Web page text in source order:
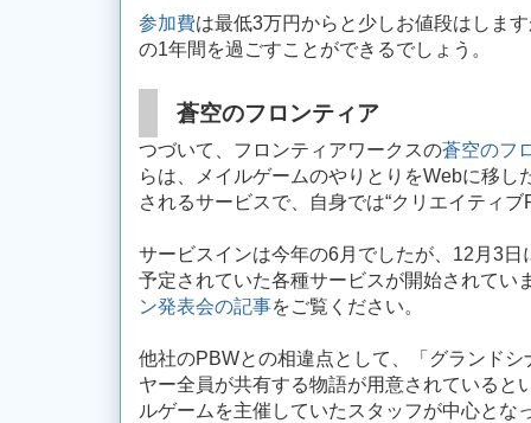
参加費は最低3万円からと少しお値段はしま
の1年間を過ごすことができるでしょう。
蒼空のフロンティア
つづいて、フロンティアワークスの蒼空のフ
らは、メイルゲームのやりとりをWebに移し
されるサービスで、自身では“クリエイティ
サービスインは今年の6月でしたが、12月3
予定されていた各種サービスが開始されてい
ン発表会の記事をご覧ください。
他社のPBWとの相違点として、「グランド
ヤー全員が共有する物語が用意されていると
ルゲームを主催していたスタッフが中心とな